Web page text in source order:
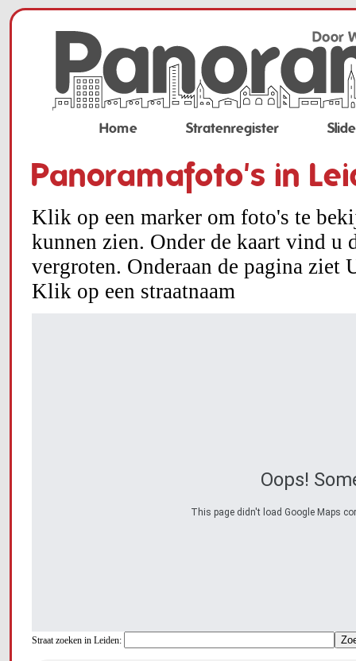
Home Stratenregister
Panoramafoto's in
Klik op een marker om foto's te
kunnen zien. Onder de kaart vind
vergroten. Onderaan de pagina ziet
Klik op een straatnaam
Oops!
This page didn't load Google Maps
Straat zoeken in Leiden: